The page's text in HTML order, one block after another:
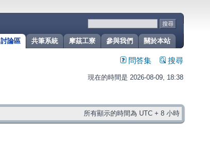
關於本站
參與我們
摩茲工寮
共筆系統
討論區
問答集 搜尋
現在的時間是 2026-08-09, 18:38
所有顯示的時間為 UTC + 8 小時